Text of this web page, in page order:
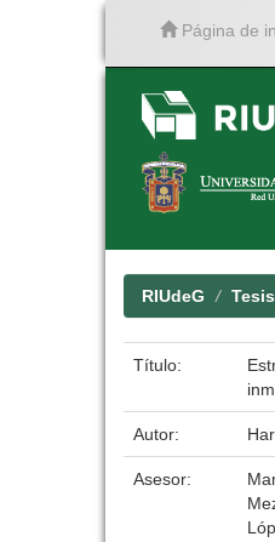
Página de
RIUdeG Tesis
Título:
Autor:
Asesor: